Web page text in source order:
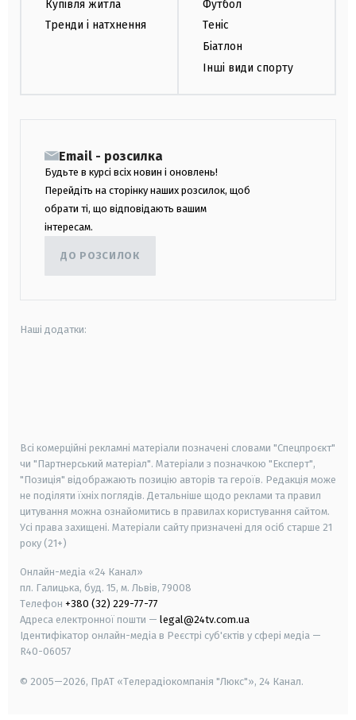
Купівля житла
Тренди і натхнення
Футбол
Теніс
Біатлон
Інші види спорту
Email - розсилка
Будьте в курсі всіх новин і оновлень!
Перейдіть на сторінку наших розсилок, щоб
обрати ті, що відповідають вашим
інтересам.
ДО РОЗСИЛОК
Наші додатки:
Всі комерційні рекламні матеріали позначені словами "Спецпроєкт"
чи "Партнерський матеріал". Матеріали з позначкою "Експерт",
"Позиція" відображають позицію авторів та героїв. Редакція може
не поділяти їхніх поглядів. Детальніше щодо реклами та правил
цитування можна ознайомитись в правилах користування сайтом.
Усі права захищені. Матеріали сайту призначені для осіб старше 21
року (21+)
Онлайн-медіа «24 Канал»
пл. Галицька, буд. 15, м. Львів, 79008
Телефон +380 (32) 229-77-77
Адреса електронної пошти — legal@24tv.com.ua
Ідентифікатор онлайн-медіа в Реєстрі суб'єктів у сфері медіа —
R40-06057
© 2005—2026, ПрАТ «Телерадіокомпанія "Люкс"», 24 Канал.